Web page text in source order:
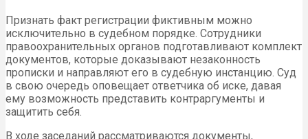
Признать факт регистрации фиктивным можно
исключительно в судебном порядке. Сотрудники
правоохранительных органов подготавливают комплект
документов, которые доказывают незаконность
прописки и направляют его в судебную инстанцию. Суд
в свою очередь оповещает ответчика об иске, давая
ему возможность представить контраргументы и
защитить себя.
В ходе заседаний рассматриваются документы,